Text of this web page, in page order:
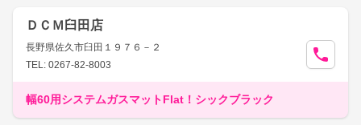
ＤＣＭ臼田店
長野県佐久市臼田１９７６－２
TEL: 0267-82-8003
幅60用システムガスマットFlat！シックブラック